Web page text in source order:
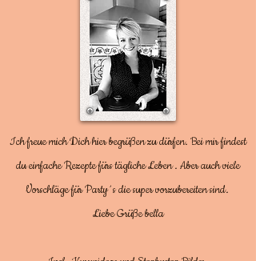
Ich freue mich Dich hier begrüßen zu dürfen. Bei mir findest
du einfache Rezepte fürs tägliche Leben . Aber auch viele
Vorschläge für Party´s die super vorzubereiten sind.
Liebe Grüße bella